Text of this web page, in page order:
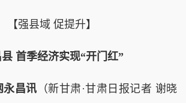
【强县域 促提升】
首季经济实现“开门红”
永昌讯 （新甘肃·甘肃日报记者 谢晓